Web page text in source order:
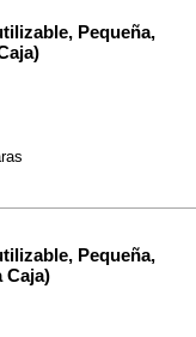
Pequeña,
Pequeña,
Caja)